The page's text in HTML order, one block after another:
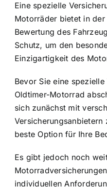
Eine spezielle
Motorräder bietet in
Bewertung des
Schutz, um den
Einzigartigkeit des
Bevor Sie eine
Oldtimer-Motorrad
sich zunächst mit
beste Option für Ihre
Es gibt jedoch noch
individuellen